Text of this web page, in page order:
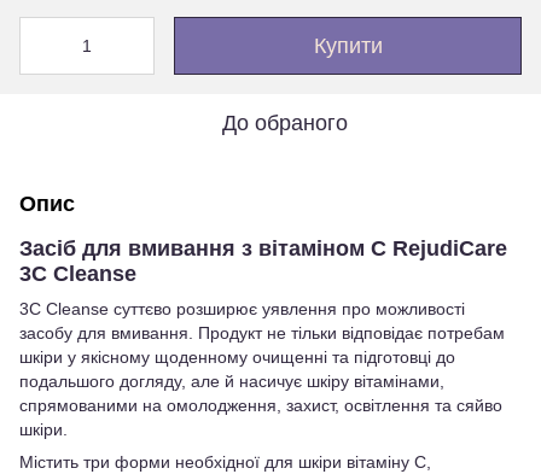
Купити
До обраного
Опис
Засіб для вмивання з вітаміном С RejudiCare
3C Cleanse
3С Cleanse суттєво розширює уявлення про можливості
засобу для вмивання. Продукт не тільки відповідає потребам
шкіри у якісному щоденному очищенні та підготовці до
подальшого догляду, але й насичує шкіру вітамінами,
спрямованими на омолодження, захист, освітлення та сяйво
шкіри.
Містить три форми необхідної для шкіри вітаміну С,